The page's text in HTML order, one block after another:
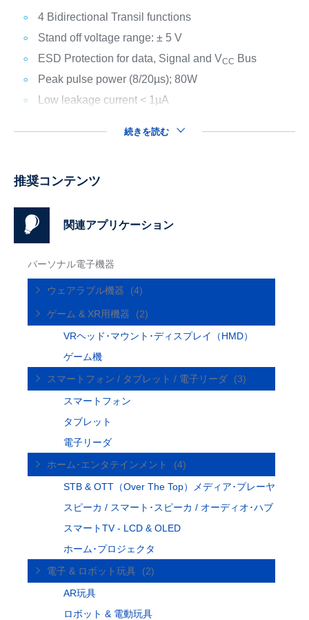
4 Bidirectional Transil functions
Stand off voltage range: ± 5 V
ESD Protection for data, Signal and VCC Bus
Peak pulse power (8/20µs); 80W
Low leakage current < 1µA
続きを読む
推奨コンテンツ
関連アプリケーション
パーソナル電子機器
ウェアラブル機器 (4)
ゲーム & XR用機器
(2)
VRヘッド･マウント･ディスプレイ（HMD）
ゲーム機
スマートフォン / タブレット / 電子リーダ
(3)
スマートフォン
タブレット
電子リーダ
ホーム･エンタテインメント
(4)
STB & OTT（Over The Top）メディア･プレーヤ
スピーカ / スマート･スピーカ / オーディオ･ハブ
スマートTV - LCD & OLED
ホーム･プロジェクタ
電子 & ロボット玩具
(2)
AR玩具
ロボット & 電動玩具